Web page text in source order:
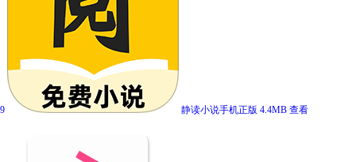
9 静读小说手机正版 4.4MB 查看